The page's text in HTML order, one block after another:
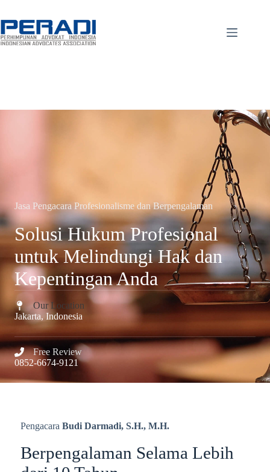
content
Jasa Pengacara Profesionalisme dan Berpengalaman
Solusi Hukum Profesional
untuk Melindungi Hak dan
Kepentingan Anda
Our Location​
Jakarta, Indonesia​​
Free Review​
0852-6674-9121
Pengacara Budi Darmadi, S.H., M.H.
Berpengalaman Selama Lebih